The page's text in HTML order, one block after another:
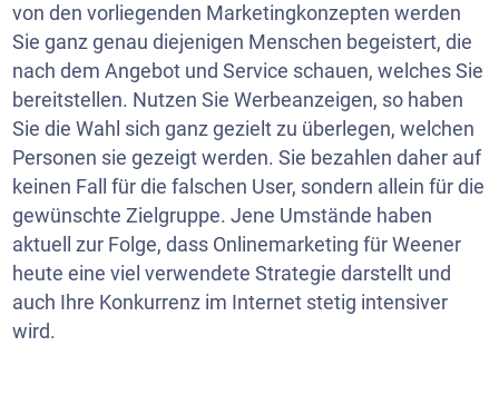
von den vorliegenden Marketingkonzepten werden
Sie ganz genau diejenigen Menschen begeistert, die
nach dem Angebot und Service schauen, welches Sie
bereitstellen. Nutzen Sie Werbeanzeigen, so haben
Sie die Wahl sich ganz gezielt zu überlegen, welchen
Personen sie gezeigt werden. Sie bezahlen daher auf
keinen Fall für die falschen User, sondern allein für die
gewünschte Zielgruppe. Jene Umstände haben
aktuell zur Folge, dass Onlinemarketing für Weener
heute eine viel verwendete Strategie darstellt und
auch Ihre Konkurrenz im Internet stetig intensiver
wird.